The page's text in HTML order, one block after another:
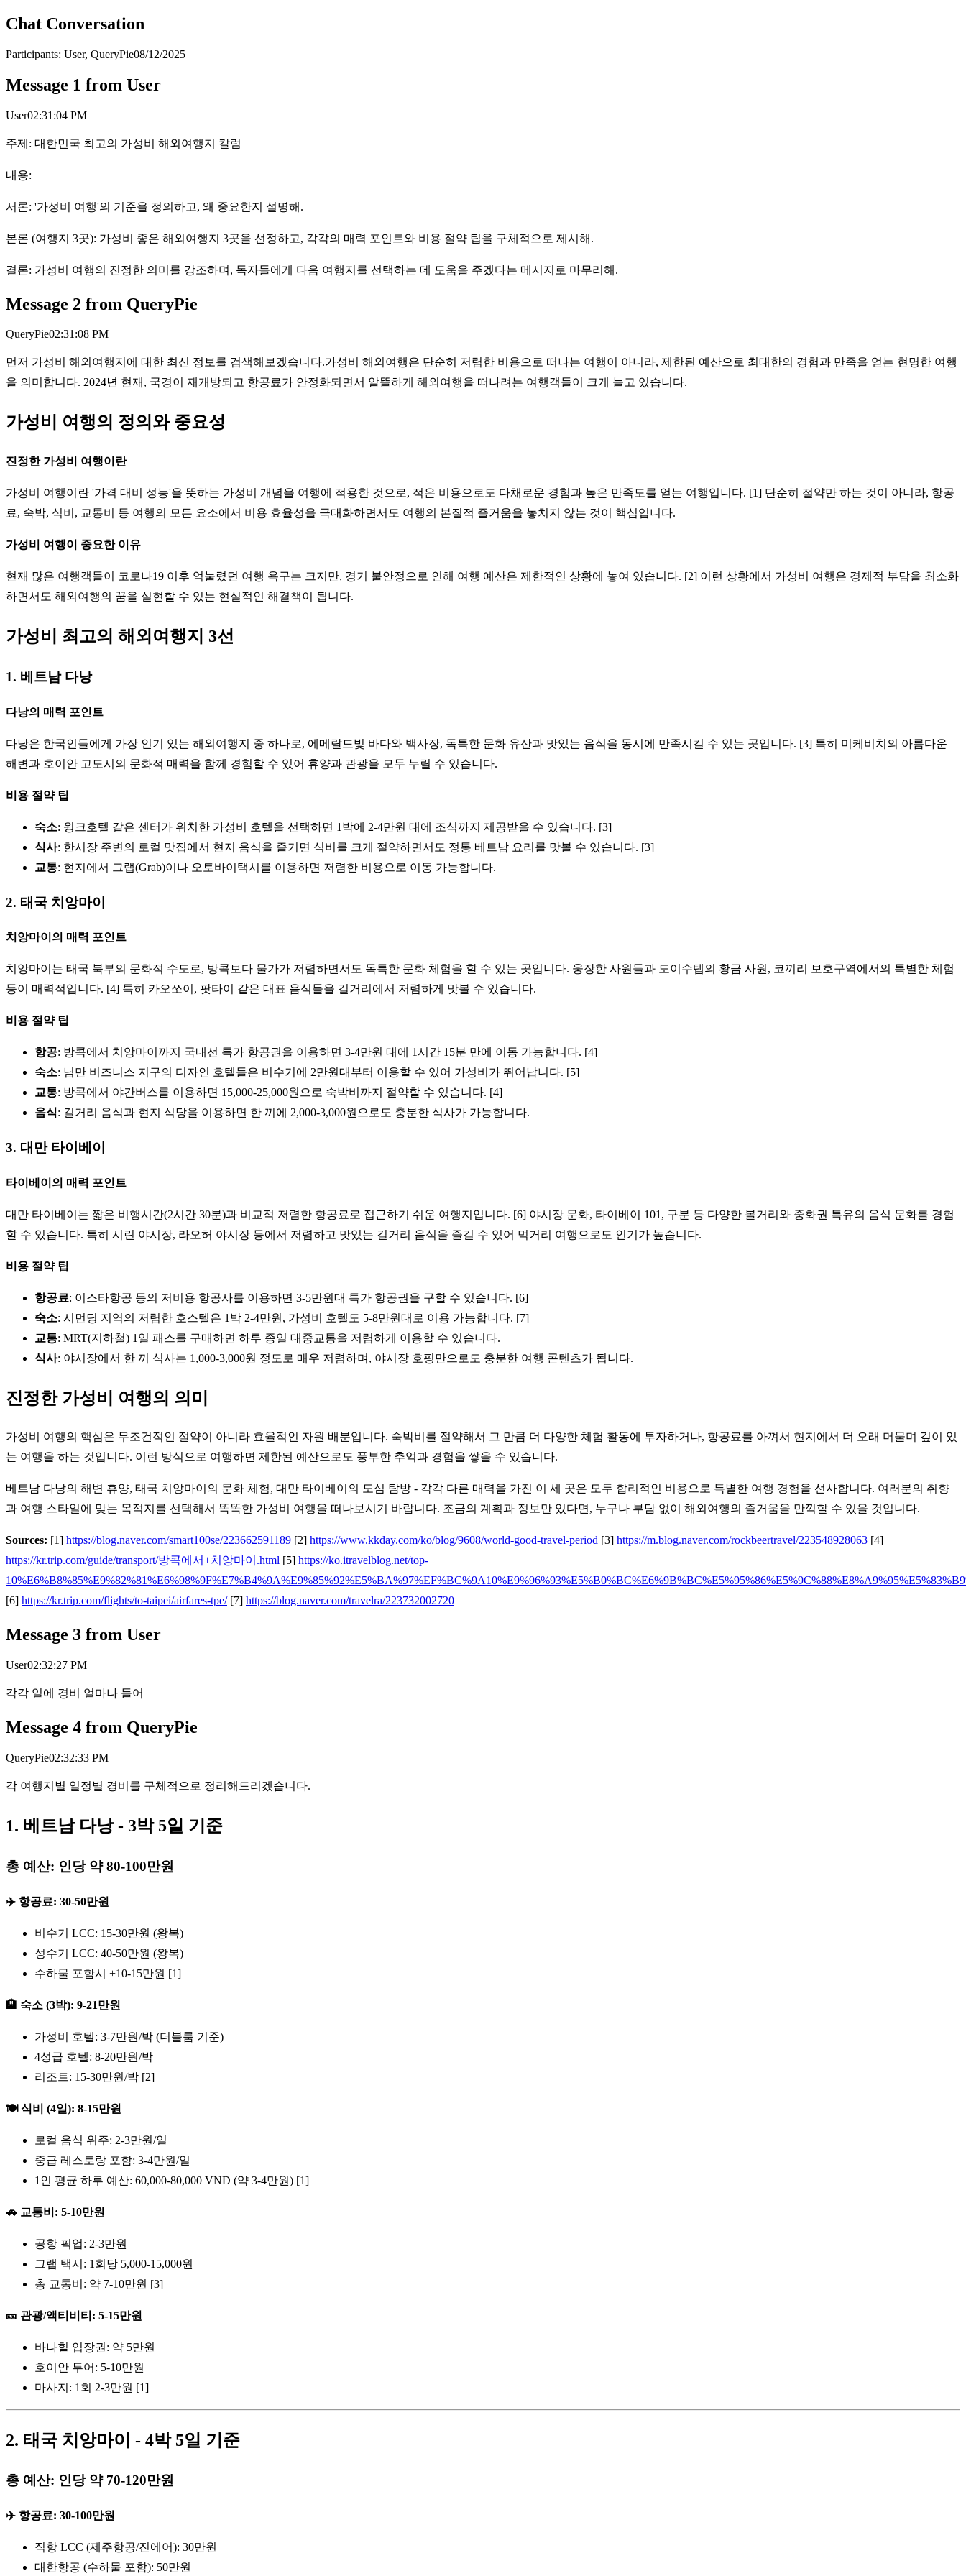
Chat Conversation
Participants: User, QueryPie08/12/2025
Message 1 from User
User02:31:04 PM
주제: 대한민국 최고의 가성비 해외여행지 칼럼
내용:
서론: '가성비 여행'의 기준을 정의하고, 왜 중요한지 설명해.
본론 (여행지 3곳): 가성비 좋은 해외여행지 3곳을 선정하고, 각각의 매력 포인트와 비용 절약 팁을 구체적으로 제시해.
결론: 가성비 여행의 진정한 의미를 강조하며, 독자들에게 다음 여행지를 선택하는 데 도움을 주겠다는 메시지로 마무리해.
Message 2 from QueryPie
QueryPie02:31:08 PM
먼저 가성비 해외여행지에 대한 최신 정보를 검색해보겠습니다.가성비 해외여행은 단순히 저렴한 비용으로 떠나는 여행이 아니라, 제한된 예산으로 최대한의 경험과 만족을 얻는 현명한 여행
을 의미합니다. 2024년 현재, 국경이 재개방되고 항공료가 안정화되면서 알뜰하게 해외여행을 떠나려는 여행객들이 크게 늘고 있습니다.
가성비 여행의 정의와 중요성
진정한 가성비 여행이란
가성비 여행이란 '가격 대비 성능'을 뜻하는 가성비 개념을 여행에 적용한 것으로, 적은 비용으로도 다채로운 경험과 높은 만족도를 얻는 여행입니다. [1] 단순히 절약만 하는 것이 아니라, 항공
료, 숙박, 식비, 교통비 등 여행의 모든 요소에서 비용 효율성을 극대화하면서도 여행의 본질적 즐거움을 놓치지 않는 것이 핵심입니다.
가성비 여행이 중요한 이유
현재 많은 여행객들이 코로나19 이후 억눌렸던 여행 욕구는 크지만, 경기 불안정으로 인해 여행 예산은 제한적인 상황에 놓여 있습니다. [2] 이런 상황에서 가성비 여행은 경제적 부담을 최소화
하면서도 해외여행의 꿈을 실현할 수 있는 현실적인 해결책이 됩니다.
가성비 최고의 해외여행지 3선
1. 베트남 다낭
다낭의 매력 포인트
다낭은 한국인들에게 가장 인기 있는 해외여행지 중 하나로, 에메랄드빛 바다와 백사장, 독특한 문화 유산과 맛있는 음식을 동시에 만족시킬 수 있는 곳입니다. [3] 특히 미케비치의 아름다운
해변과 호이안 고도시의 문화적 매력을 함께 경험할 수 있어 휴양과 관광을 모두 누릴 수 있습니다.
비용 절약 팁
숙소: 윙크호텔 같은 센터가 위치한 가성비 호텔을 선택하면 1박에 2-4만원 대에 조식까지 제공받을 수 있습니다. [3]
식사: 한시장 주변의 로컬 맛집에서 현지 음식을 즐기면 식비를 크게 절약하면서도 정통 베트남 요리를 맛볼 수 있습니다. [3]
교통: 현지에서 그랩(Grab)이나 오토바이택시를 이용하면 저렴한 비용으로 이동 가능합니다.
2. 태국 치앙마이
치앙마이의 매력 포인트
치앙마이는 태국 북부의 문화적 수도로, 방콕보다 물가가 저렴하면서도 독특한 문화 체험을 할 수 있는 곳입니다. 웅장한 사원들과 도이수텝의 황금 사원, 코끼리 보호구역에서의 특별한 체험
등이 매력적입니다. [4] 특히 카오쏘이, 팟타이 같은 대표 음식들을 길거리에서 저렴하게 맛볼 수 있습니다.
비용 절약 팁
항공: 방콕에서 치앙마이까지 국내선 특가 항공권을 이용하면 3-4만원 대에 1시간 15분 만에 이동 가능합니다. [4]
숙소: 님만 비즈니스 지구의 디자인 호텔들은 비수기에 2만원대부터 이용할 수 있어 가성비가 뛰어납니다. [5]
교통: 방콕에서 야간버스를 이용하면 15,000-25,000원으로 숙박비까지 절약할 수 있습니다. [4]
음식: 길거리 음식과 현지 식당을 이용하면 한 끼에 2,000-3,000원으로도 충분한 식사가 가능합니다.
3. 대만 타이베이
타이베이의 매력 포인트
대만 타이베이는 짧은 비행시간(2시간 30분)과 비교적 저렴한 항공료로 접근하기 쉬운 여행지입니다. [6] 야시장 문화, 타이베이 101, 구분 등 다양한 볼거리와 중화권 특유의 음식 문화를 경험
할 수 있습니다. 특히 시린 야시장, 라오허 야시장 등에서 저렴하고 맛있는 길거리 음식을 즐길 수 있어 먹거리 여행으로도 인기가 높습니다.
비용 절약 팁
항공료: 이스타항공 등의 저비용 항공사를 이용하면 3-5만원대 특가 항공권을 구할 수 있습니다. [6]
숙소: 시먼딩 지역의 저렴한 호스텔은 1박 2-4만원, 가성비 호텔도 5-8만원대로 이용 가능합니다. [7]
교통: MRT(지하철) 1일 패스를 구매하면 하루 종일 대중교통을 저렴하게 이용할 수 있습니다.
식사: 야시장에서 한 끼 식사는 1,000-3,000원 정도로 매우 저렴하며, 야시장 호핑만으로도 충분한 여행 콘텐츠가 됩니다.
진정한 가성비 여행의 의미
가성비 여행의 핵심은 무조건적인 절약이 아니라 효율적인 자원 배분입니다. 숙박비를 절약해서 그 만큼 더 다양한 체험 활동에 투자하거나, 항공료를 아껴서 현지에서 더 오래 머물며 깊이 있
는 여행을 하는 것입니다. 이런 방식으로 여행하면 제한된 예산으로도 풍부한 추억과 경험을 쌓을 수 있습니다.
베트남 다낭의 해변 휴양, 태국 치앙마이의 문화 체험, 대만 타이베이의 도심 탐방 - 각각 다른 매력을 가진 이 세 곳은 모두 합리적인 비용으로 특별한 여행 경험을 선사합니다. 여러분의 취향
과 여행 스타일에 맞는 목적지를 선택해서 똑똑한 가성비 여행을 떠나보시기 바랍니다. 조금의 계획과 정보만 있다면, 누구나 부담 없이 해외여행의 즐거움을 만끽할 수 있을 것입니다.
Sources: [1] https://blog.naver.com/smart100se/223662591189 [2] https://www.kkday.com/ko/blog/9608/world-good-travel-period [3] https://m.blog.naver.com/rockbeertravel/223548928063 [4]
https://kr.trip.com/guide/transport/방콕에서+치앙마이.html [5] https://ko.itravelblog.net/top-
[6] https://kr.trip.com/flights/to-taipei/airfares-tpe/[7] https://blog.naver.com/travelra/223732002720
Message 3 from User
User02:32:27 PM
각각 일에 경비 얼마나 들어
Message 4 from QueryPie
QueryPie02:32:33 PM
각 여행지별 일정별 경비를 구체적으로 정리해드리겠습니다.
1. 베트남 다낭 - 3박 5일 기준
총 예산: 인당 약 80-100만원
✈️ 항공료: 30-50만원
비수기 LCC: 15-30만원 (왕복)
성수기 LCC: 40-50만원 (왕복)
수하물 포함시 +10-15만원 [1]
🏨 숙소 (3박): 9-21만원
가성비 호텔: 3-7만원/박 (더블룸 기준)
4성급 호텔: 8-20만원/박
리조트: 15-30만원/박 [2]
🍽️ 식비 (4일): 8-15만원
로컬 음식 위주: 2-3만원/일
중급 레스토랑 포함: 3-4만원/일
1인 평균 하루 예산: 60,000-80,000 VND (약 3-4만원) [1]
🚗 교통비: 5-10만원
공항 픽업: 2-3만원
그랩 택시: 1회당 5,000-15,000원
총 교통비: 약 7-10만원 [3]
🎫 관광/액티비티: 5-15만원
바나힐 입장권: 약 5만원
호이안 투어: 5-10만원
마사지: 1회 2-3만원 [1]
2. 태국 치앙마이 - 4박 5일 기준
총 예산: 인당 약 70-120만원
✈️ 항공료: 30-100만원
직항 LCC (제주항공/진에어): 30만원
대한항공 (수하물 포함): 50만원